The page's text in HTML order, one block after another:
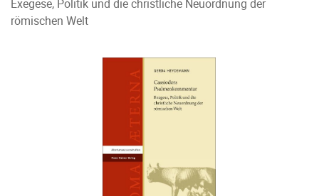
Exegese, Politik und die christliche Neuordnung der
römischen Welt